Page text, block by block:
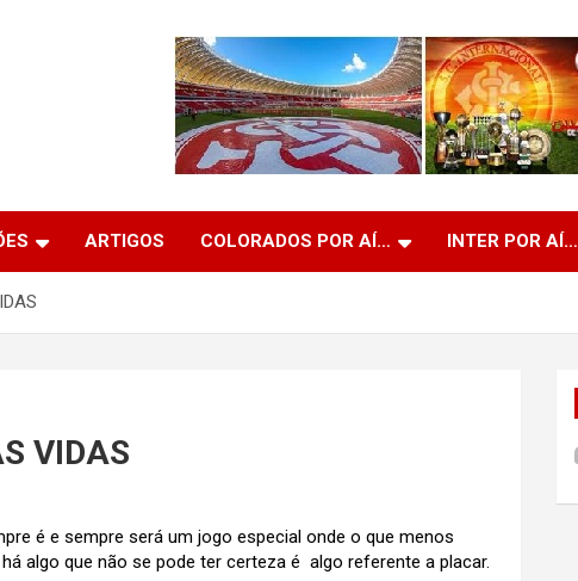
ARTIGOS COLORADOS POR AÍ… INTER POR AÍ…
VIDAS
é e sempre será um jogo especial onde o que menos
algo que não se pode ter certeza é algo referente a placar.